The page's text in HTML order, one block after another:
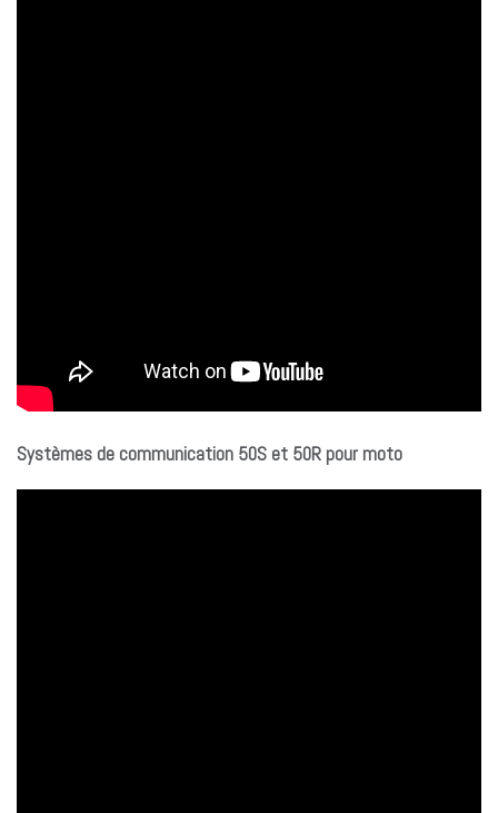
Systèmes de communication 50S et 50R pour moto